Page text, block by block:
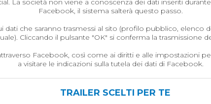
La società non viene a conoscenza dei dati inseriti
Facebook, il sistema salterà questo passo.
che saranno trasmessi al sito (profilo pubblico, elenco
Cliccando il pulsante "OK" si conferma la trasmissione
Facebook, così come ai diritti e alle impostazioni
a visitare le indicazioni sulla tutela dei dati di Facebook.
TRAILER SCELTI PER TE